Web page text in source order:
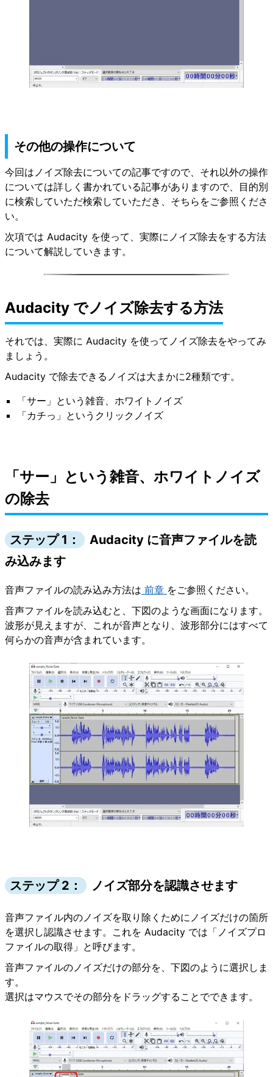
その他の操作について
今回はノイズ除去についての記事ですので、それ以外の操作
については詳しく書かれている記事がありますので、目的別
に検索していただ検索していただき、そちらをご参照くださ
い。
次項では Audacity を使って、実際にノイズ除去をする方法
について解説していきます。
Audacity でノイズ除去する方法
それでは、実際に Audacity を使ってノイズ除去をやってみ
ましょう。
Audacity で除去できるノイズは大まかに2種類です。
「サー」という雑音、ホワイトノイズ
「カチっ」というクリックノイズ
「サー」という雑音、ホワイトノイズ
の除去
ステップ 1：
Audacity に音声ファイルを読
み込みます
音声ファイルの読み込み方法は 前章 をご参照ください。
音声ファイルを読み込むと、下図のような画面になります。
波形が見えますが、これが音声となり、波形部分にはすべて
何らかの音声が含まれています。
ステップ 2： ノイズ部分を認識させます
音声ファイル内のノイズを取り除くためにノイズだけの箇所
を選択し認識させます。これを Audacity では「ノイズプロ
ファイルの取得」と呼びます。
音声ファイルのノイズだけの部分を、下図のように選択しま
す。
選択はマウスでその部分をドラッグすることでできます。